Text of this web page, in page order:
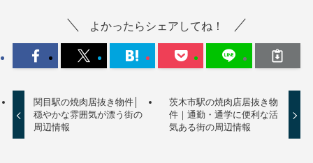
よかったらシェアしてね！
関目駅の焼肉居抜き物件│
穏やかな雰囲気が漂う街の
周辺情報
茨木市駅の焼肉店居抜き物
件｜通勤・通学に便利な活
気ある街の周辺情報